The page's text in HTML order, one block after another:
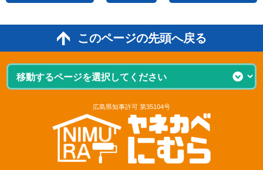
このページの先頭へ戻る
広島県知事許可 第35104号